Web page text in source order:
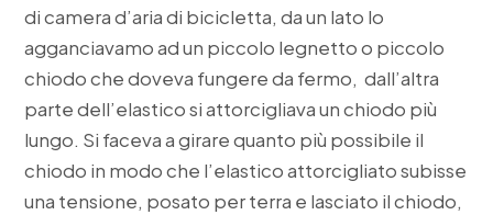
di camera d’aria di bicicletta, da un lato lo
agganciavamo ad un piccolo legnetto o piccolo
chiodo che doveva fungere da fermo, dall’altra
parte dell’elastico si attorcigliava un chiodo più
lungo. Si faceva a girare quanto più possibile il
chiodo in modo che l’elastico attorcigliato subisse
una tensione, posato per terra e lasciato il chiodo,